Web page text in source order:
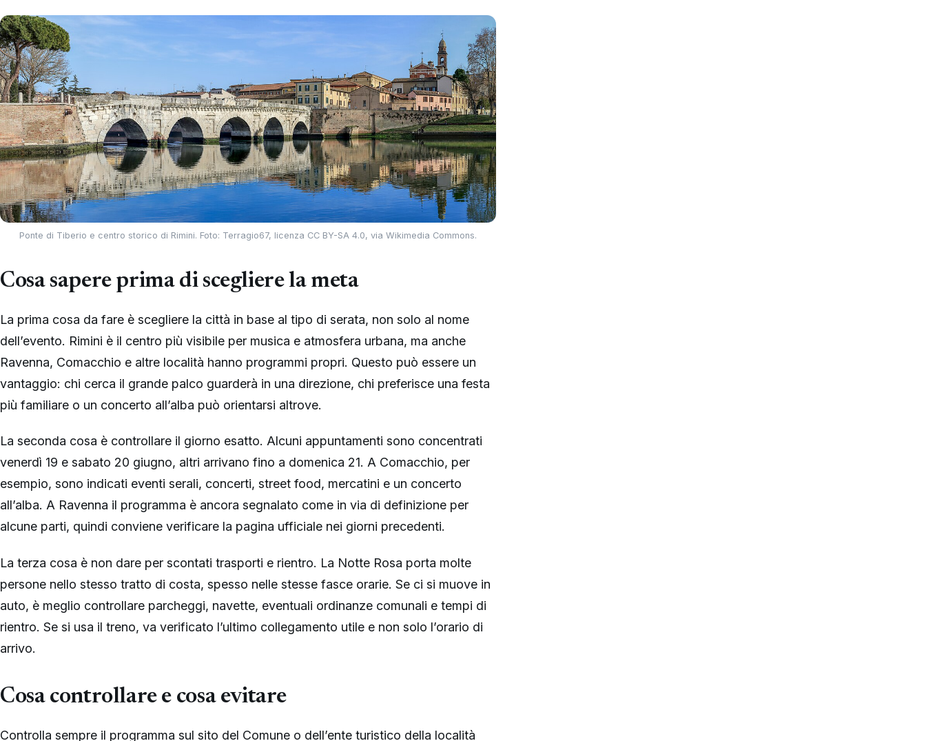
Ponte di Tiberio e centro storico di Rimini. Foto: Terragio67, licenza CC BY-SA 4.0, via Wikimedia Commons.
Cosa sapere prima di scegliere la meta
La prima cosa da fare è scegliere la città in base al tipo di serata, non solo al nome
dell’evento. Rimini è il centro più visibile per musica e atmosfera urbana, ma anche
Ravenna, Comacchio e altre località hanno programmi propri. Questo può essere un
vantaggio: chi cerca il grande palco guarderà in una direzione, chi preferisce una festa
più familiare o un concerto all’alba può orientarsi altrove.
La seconda cosa è controllare il giorno esatto. Alcuni appuntamenti sono concentrati
venerdì 19 e sabato 20 giugno, altri arrivano fino a domenica 21. A Comacchio, per
esempio, sono indicati eventi serali, concerti, street food, mercatini e un concerto
all’alba. A Ravenna il programma è ancora segnalato come in via di definizione per
alcune parti, quindi conviene verificare la pagina ufficiale nei giorni precedenti.
La terza cosa è non dare per scontati trasporti e rientro. La Notte Rosa porta molte
persone nello stesso tratto di costa, spesso nelle stesse fasce orarie. Se ci si muove in
auto, è meglio controllare parcheggi, navette, eventuali ordinanze comunali e tempi di
rientro. Se si usa il treno, va verificato l’ultimo collegamento utile e non solo l’orario di
arrivo.
Cosa controllare e cosa evitare
Controlla sempre il programma sul sito del Comune o dell’ente turistico della località